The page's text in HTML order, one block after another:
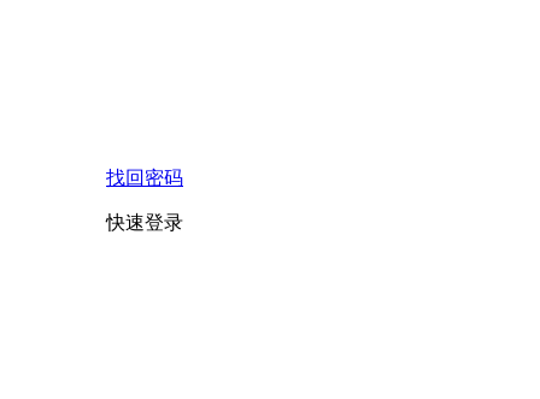
找回密码
快速登录